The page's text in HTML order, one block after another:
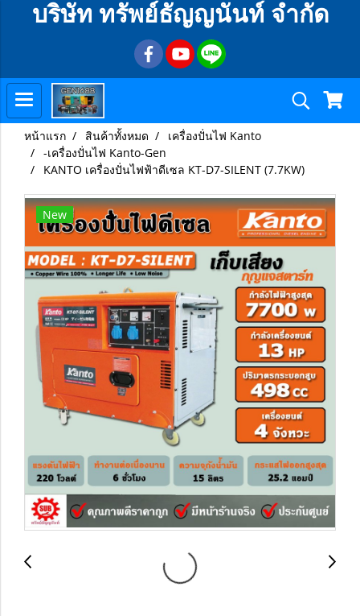
บริษัท ทรัพย์ธัญญนันท์ จำกัด
หน้าแรก สินค้าทั้งหมด
เครื่องปั่นไฟ Kanto
-เครื่องปั่นไฟ Kanto-Gen
KANTO เครื่องปั่นไฟฟ้าดีเซล KT-D7-SILENT (7.7KW)
New